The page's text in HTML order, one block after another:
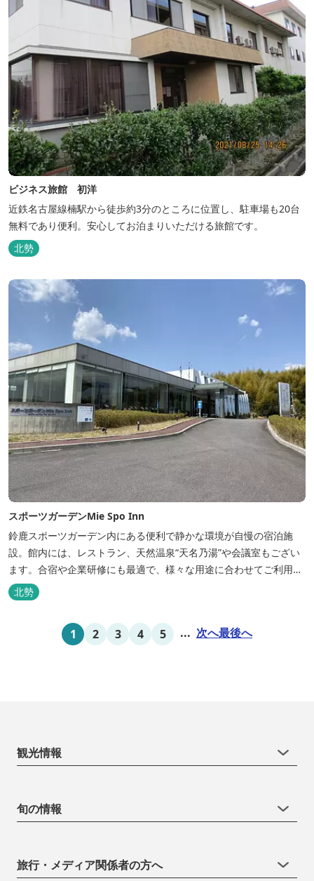
ビジネス旅館 初洋
近鉄名古屋線楠駅から徒歩約3分のところに位置し、駐車場も20台
無料であり便利。安心してお泊まりいただける旅館です。
北勢
スポーツガーデンMie Spo Inn
鈴鹿スポーツガーデン内にある便利で静かな環境が自慢の宿泊施
設。館内には、レストラン、天然温泉“天名乃湯”や会議室もござい
ます。合宿や企業研修にも最適で、様々な用途に合わせてご利用頂
けます。
北勢
1 2 3 4 5 ... 次へ最後へ
観光情報
旬の情報
旅行・メディア関係者の方へ